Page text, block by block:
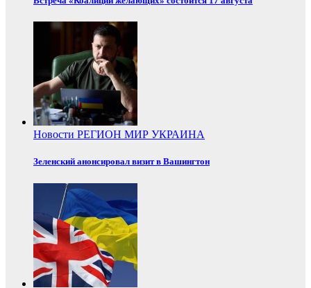
Новости РЕГИОН МИР УКРАИНА
Зеленский анонсировал визит в Вашингтон